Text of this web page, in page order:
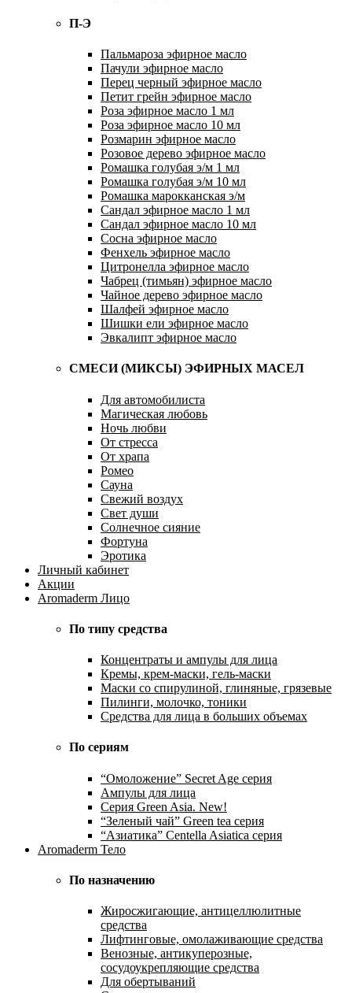
П-Э
Пальмароза эфирное масло
Пачули эфирное масло
Перец черный эфирное масло
Петит грейн эфирное масло
Роза эфирное масло 1 мл
Роза эфирное масло 10 мл
Розмарин эфирное масло
Розовое дерево эфирное масло
Ромашка голубая э/м 1 мл
Ромашка голубая э/м 10 мл
Ромашка марокканская э/м
Сандал эфирное масло 1 мл
Сандал эфирное масло 10 мл
Сосна эфирное масло
Фенхель эфирное масло
Цитронелла эфирное масло
Чабрец (тимьян) эфирное масло
Чайное дерево эфирное масло
Шалфей эфирное масло
Шишки ели эфирное масло
Эвкалипт эфирное масло
СМЕСИ (МИКСЫ) ЭФИРНЫХ МАСЕЛ
Для автомобилиста
Магическая любовь
Ночь любви
От стресса
От храпа
Ромео
Сауна
Свежий воздух
Свет души
Солнечное сияние
Фортуна
Эротика
Личный кабинет
Акции
Aromaderm Лицо
По типу средства
Концентраты и ампулы для лица
Кремы, крем-маски, гель-маски
Маски со спирулиной, глиняные, грязевые
Пилинги, молочко, тоники
Средства для лица в больших объемах
По сериям
“Омоложение” Secret Age серия
Ампулы для лица
Серия Green Asia. New!
“Зеленый чай” Green tea серия
“Азиатика” Centella Asiatica серия
Aromaderm Тело
По назначению
Жиросжигающие, антицеллюлитные
средства
Лифтинговые, омолаживающие средства
Венозные, антикуперозные,
сосудоукрепляющие средства
Для обертываний